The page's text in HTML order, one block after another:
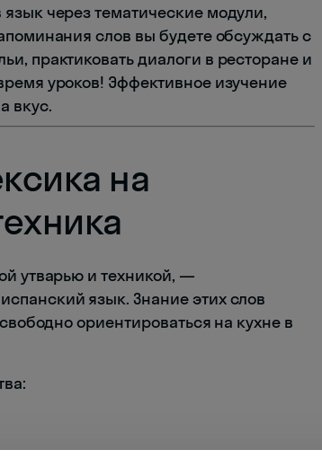
через тематические модули,
слов вы будете обсуждать с
практиковать диалоги в ресторане и
уроков! Эффективное изучение
вкус.
на
утварью и техникой, —
язык. Знание этих слов
ориентироваться на кухне в